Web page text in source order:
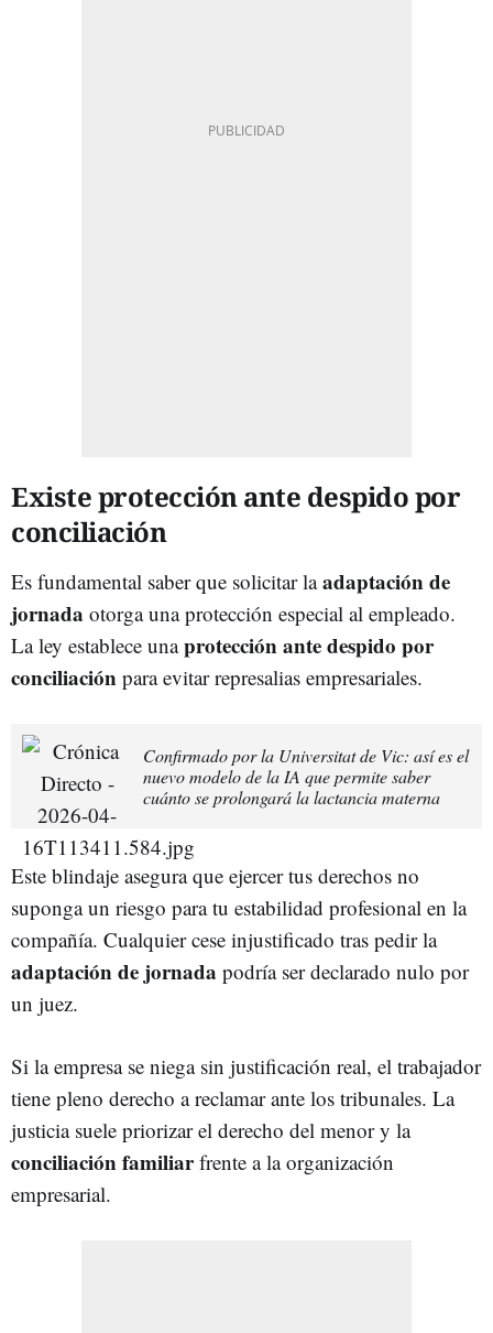
Existe protección ante despido por
conciliación
Es fundamental saber que solicitar laadaptación de
jornada otorga una protección especial al empleado.
La ley establece unaprotección ante despido por
conciliación para evitar represalias empresariales.
Confirmado por la Universitat de Vic: así es el
nuevo modelo de la IA que permite saber
cuánto se prolongará la lactancia materna
Este blindaje asegura que ejercer tus derechos no
suponga un riesgo para tu estabilidad profesional en la
compañía. Cualquier cese injustificado tras pedir la
adaptación de jornada podría ser declarado nulo por
un juez.
Si la empresa se niega sin justificación real, el trabajador
tiene pleno derecho a reclamar ante los tribunales. La
justicia suele priorizar el derecho del menor y la
conciliación familiarfrente a la organización
empresarial.